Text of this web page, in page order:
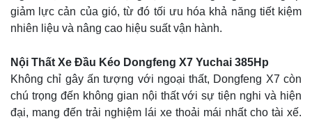
giảm lực cản của gió, từ đó tối ưu hóa khả năng tiết kiệm
nhiên liệu và nâng cao hiệu suất vận hành.
Nội Thất Xe Đầu Kéo Dongfeng X7 Yuchai 385Hp
Không chỉ gây ấn tượng với ngoại thất, Dongfeng X7 còn
chú trọng đến không gian nội thất với sự tiện nghi và hiện
đại, mang đến trải nghiệm lái xe thoải mái nhất cho tài xế.